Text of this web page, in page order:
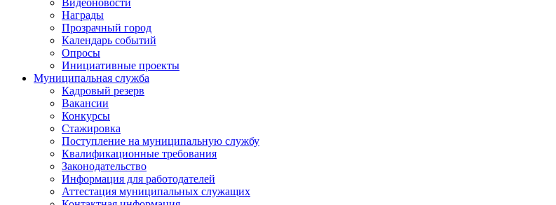
Видеоновости
Награды
Прозрачный город
Календарь событий
Опросы
Инициативные проекты
Муниципальная служба
Кадровый резерв
Вакансии
Конкурсы
Стажировка
Поступление на муниципальную службу
Квалификационные требования
Законодательство
Информация для работодателей
Аттестация муниципальных служащих